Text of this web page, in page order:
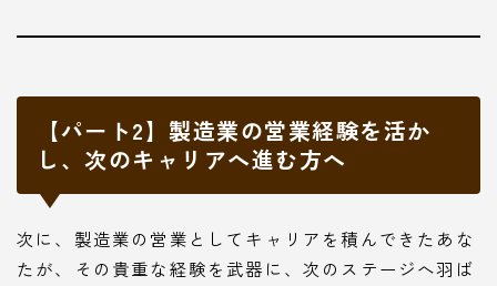
【パート2】製造業の営業経験を活か
し、次のキャリアへ進む方へ
次に、製造業の営業としてキャリアを積んできたあな
たが、その貴重な経験を武器に、次のステージへ羽ば